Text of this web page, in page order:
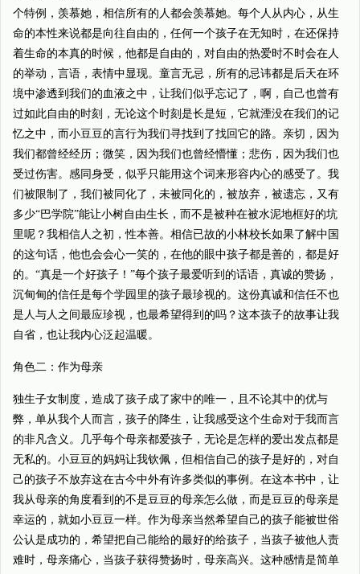
个特例，羡慕她，相信所有的人都会羡慕她。每个人从内心，从生
命的本性来说都是向往自由的，任何一个孩子在无知时，在还保持
着生命的本真的时候，他都是自由的，对自由的热爱时不时会在人
的举动，言语，表情中显现。童言无忌，所有的忌讳都是后天在环
境中渗透到我们的血液之中，让我们似乎忘记了，啊，自己也曾有
过如此自由的时刻，无论这个时刻是长是短，它就湮没在我们的记
忆之中，而小豆豆的言行为我们寻找到了找回它的路。亲切，因为
我们都曾经经历；微笑，因为我们也曾经懵懂；悲伤，因为我们也
受过伤害。感同身受，似乎只能用这个词来形容内心的感受了。我
们被限制了，我们被同化了，未被同化的，被放弃，被遗忘，又有
多少“巴学院”能让小树自由生长，而不是被种在被水泥地框好的坑
里呢？我相信人之初，性本善。相信已故的小林校长如果了解中国
的这句话，他也会会心一笑的，在他的眼中孩子都是善的，都是好
的。“真是一个好孩子！”每个孩子最爱听到的话语，真诚的赞扬，
沉甸甸的信任是每个学园里的孩子最珍视的。这份真诚和信任不也
是人与人之间最应珍视，也最希望得到的吗？这本孩子的故事让我
自省，也让我内心泛起温暖。
角色二：作为母亲
独生子女制度，造成了孩子成了家中的唯一，且不论其中的优与
弊，单从我个人而言，孩子的降生，让我感受这个生命对于我而言
的非凡含义。几乎每个母亲都爱孩子，无论是怎样的爱出发点都是
无私的。小豆豆的妈妈让我钦佩，但相信自己的孩子是好的，对自
己的孩子不放弃这在古今中外有许多类似的事例。在这本书中，让
我从母亲的角度看到的不是豆豆的母亲怎么做，而是豆豆的母亲是
幸运的，就如小豆豆一样。作为母亲当然希望自己的孩子能被世俗
公认是成功的，希望把自己能给的最好的给孩子，当孩子被他人责
难时，母亲痛心，当孩子获得赞扬时，母亲高兴。这种感情是简单